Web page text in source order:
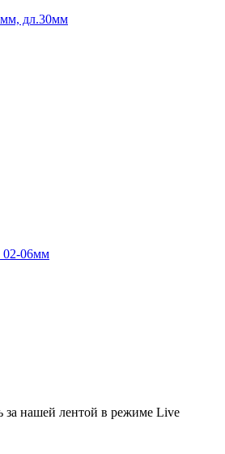
дл.30мм
02-06мм
за нашей лентой в режиме Live